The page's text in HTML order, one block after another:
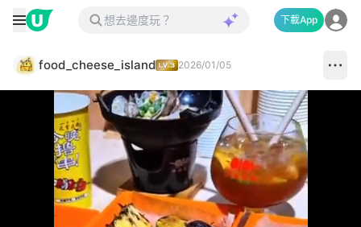
下載App
food_cheese_island 2026/01/05